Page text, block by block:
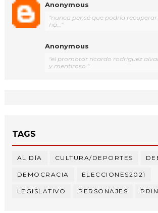
Anonymous
"nunca pensé que podría
ha..."
Anonymous
"el promotor ricardo rodríguez
y mentiroso "
TAGS
AL DÍA CULTURA/DEPORTES
DEMOCRACIA ELECCIONES2021
LEGISLATIVO PERSONAJES